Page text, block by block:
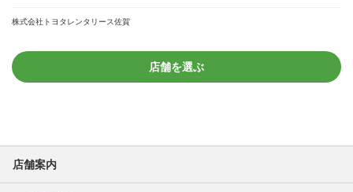
株式会社トヨタレンタリース佐賀
店舗を選ぶ
店舗案内